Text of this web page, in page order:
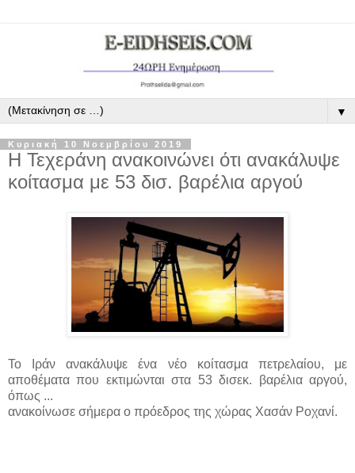
▼
Κυριακή 10 Νοεμβρίου 2019
Η Τεχεράνη ανακοινώνει ότι ανακάλυψε
κοίτασμα με 53 δισ. βαρέλια αργού
Το Ιράν ανακάλυψε ένα νέο κοίτασμα πετρελαίου, με
αποθέματα που εκτιμώνται στα 53 δισεκ. βαρέλια αργού,
όπως ...
ανακοίνωσε σήμερα ο πρόεδρος της χώρας Χασάν Ροχανί.